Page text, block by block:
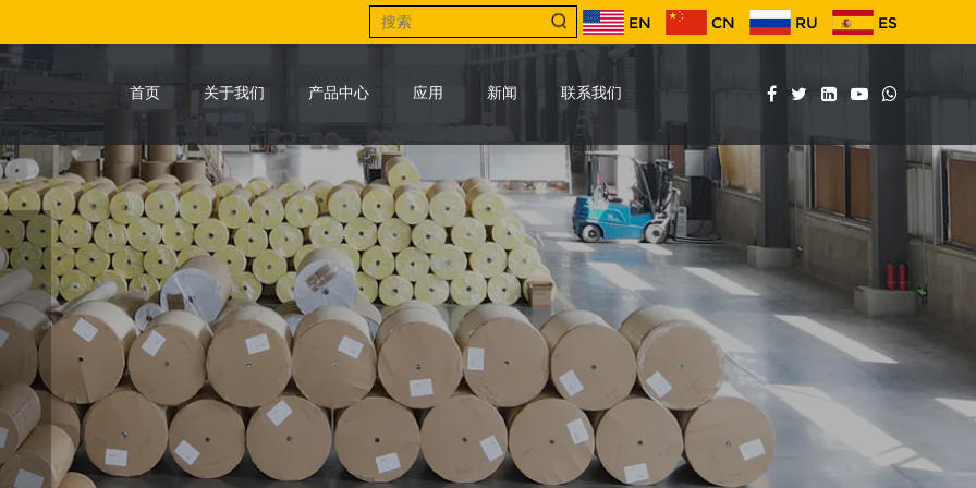
EN CN RU ES
首页 关于我们 产品中心 应用 新闻 联系我们